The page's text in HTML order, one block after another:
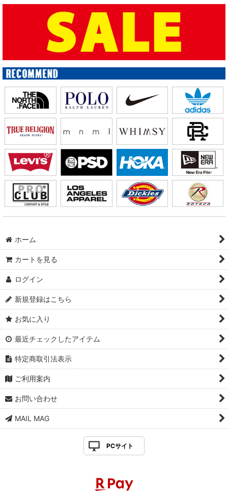
ホーム
カートを見る
ログイン
新規登録はこちら
お気に入り
最近チェックしたアイテム
特定商取引法表示
ご利用案内
お問い合わせ
MAIL MAG
PCサイト